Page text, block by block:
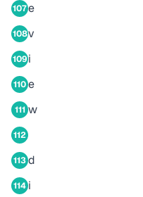
107e
108v
109i
110e
111 w
112
113d
114 i